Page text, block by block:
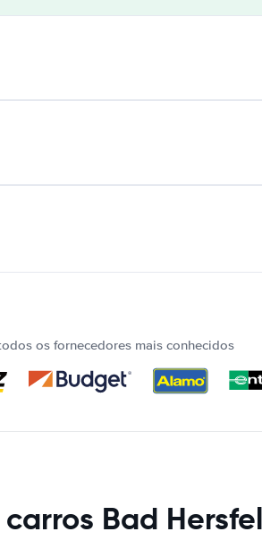
os fornecedores mais conhecidos
Bad